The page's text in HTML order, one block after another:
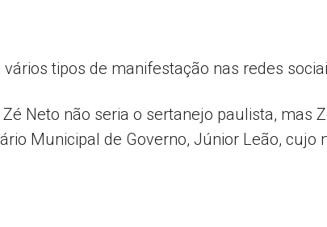
vários tipos de manifestação nas redes
Neto não seria o sertanejo paulista, mas
Municipal de Governo, Júnior Leão, cujo